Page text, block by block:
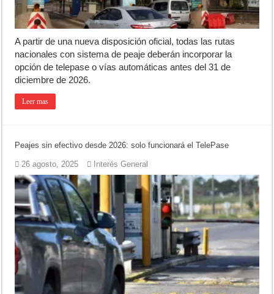
A partir de una nueva disposición oficial, todas las rutas
nacionales con sistema de peaje deberán incorporar la
opción de telepase o vías automáticas antes del 31 de
diciembre de 2026.
Leer mas
Peajes sin efectivo desde 2026: solo funcionará el TelePase
26 agosto, 2025 Interés General